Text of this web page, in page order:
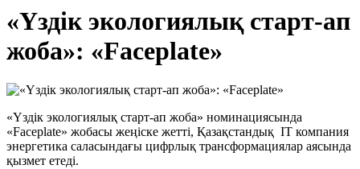
«Үздік экологиялық старт-ап
жоба»: «Faceplate»
«Үздік экологиялық старт-ап жоба» номинациясында
«Faceplate» жобасы жеңіске жетті, Қазақстандық IT компания
энергетика саласындағы цифрлық трансформациялар аясында
қызмет етеді.